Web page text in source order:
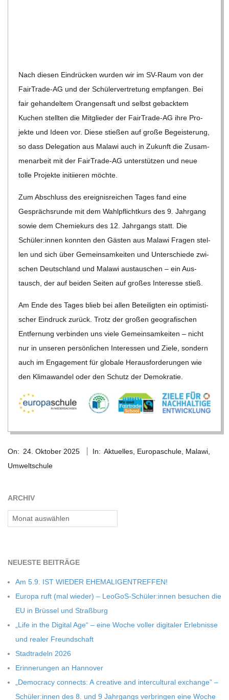
U
L
E
Nach die­sen Ein­drü­cken wur­den wir im SV-Raum von der
Fair­Trade-AG und der Schü­ler­ver­tre­tung emp­fan­gen. Bei
fair gehan­del­tem Oran­gen­saft und selbst geback­tem
Kuchen stell­ten die Mit­glie­der der Fair­Trade-AG ihre Pro­
jekte und Ideen vor. Diese stie­ßen auf große Begeis­te­rung,
so dass Dele­ga­tion aus Malawi auch in Zukunft die Zusam­
men­ar­beit mit der Fair­Trade-AG unter­stüt­zen und neue
tolle Pro­jekte initi­ie­ren möchte.
Zum Abschluss des ereig­nis­rei­chen Tages fand eine
Gesprächs­runde mit dem Wahl­pflicht­kurs des 9. Jahr­gang
sowie dem Che­mie­kurs des 12. Jahr­gangs statt. Die
Schüler:innen konn­ten den Gäs­ten aus Malawi Fra­gen stel­
len und sich über Gemein­sam­kei­ten und Unter­schiede zwi­
schen Deutsch­land und Malawi aus­tau­schen – ein Aus­
tausch, der auf bei­den Sei­ten auf gro­ßes Inter­esse stieß.
Am Ende des Tages blieb bei allen Betei­lig­ten ein opti­mis­ti­
scher Ein­druck zurück. Trotz der gro­ßen geo­gra­fi­schen
Ent­fer­nung ver­bin­den uns viele Gemein­sam­kei­ten – nicht
nur in unse­ren per­sön­li­chen Inter­es­sen und Ziele, son­dern
auch im Enga­ge­ment für glo­bale Her­aus­for­de­run­gen wie
den Kli­ma­wan­del oder den Schutz der Demokratie.
10-
24
On: 24. Oktober 2025 In: Aktuelles Europaschule Malawi
Umweltschule
ARCHIV
Archiv
NEU­ESTE BEITRÄGE
Am 5.9. IST WIEDER EHEMALIGENTREFFEN!
Europa ruft (mal wie­der) – LeoGoS-Schüler:innen besu­chen die
EU in Brüs­sel und Straßburg
„Life in the Digi­tal Age“ – eine Woche vol­ler digi­ta­ler Erleb­nisse
und rea­ler Freundschaft
Stadt­ra­deln 2026
Erin­ne­run­gen an Hannover
„Demo­cracy con­nects: A crea­tive and inter­cul­tu­ral exch­ange” –
Schüler:innen des 8. und 9 Jahr­gangs ver­brin­gen eine Woche